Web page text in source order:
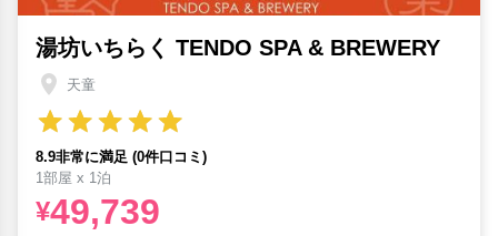
湯坊いちらく TENDO SPA & BREWERY
天童
8.9非常に満足 (0件口コミ)
1部屋 x 1泊
¥49,739